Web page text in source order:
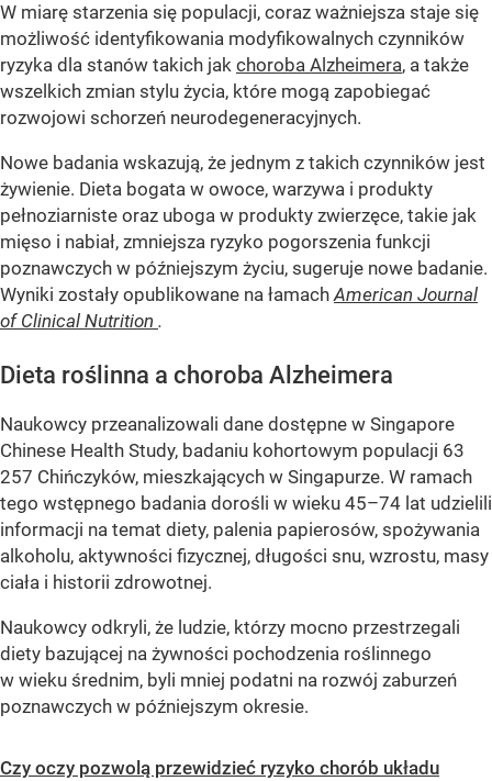
W miarę starzenia się populacji, coraz ważniejsza staje się
możliwość identyfikowania modyfikowalnych czynników
ryzyka dla stanów takich jak choroba Alzheimera, a także
wszelkich zmian stylu życia, które mogą zapobiegać
rozwojowi schorzeń neurodegeneracyjnych.
Nowe badania wskazują, że jednym z takich czynników jest
żywienie. Dieta bogata w owoce, warzywa i produkty
pełnoziarniste oraz uboga w produkty zwierzęce, takie jak
mięso i nabiał, zmniejsza ryzyko pogorszenia funkcji
poznawczych w późniejszym życiu, sugeruje nowe badanie.
Wyniki zostały opublikowane na łamachAmerican Journal
of Clinical Nutrition .
Dieta roślinna a choroba Alzheimera
Naukowcy przeanalizowali dane dostępne w Singapore
Chinese Health Study, badaniu kohortowym populacji 63
257 Chińczyków, mieszkających w Singapurze. W ramach
tego wstępnego badania dorośli w wieku 45–74 lat udzielili
informacji na temat diety, palenia papierosów, spożywania
alkoholu, aktywności fizycznej, długości snu, wzrostu, masy
ciała i historii zdrowotnej.
Naukowcy odkryli, że ludzie, którzy mocno przestrzegali
diety bazującej na żywności pochodzenia roślinnego
w wieku średnim, byli mniej podatni na rozwój zaburzeń
poznawczych w późniejszym okresie.
Czy oczy pozwolą przewidzieć ryzyko chorób układu